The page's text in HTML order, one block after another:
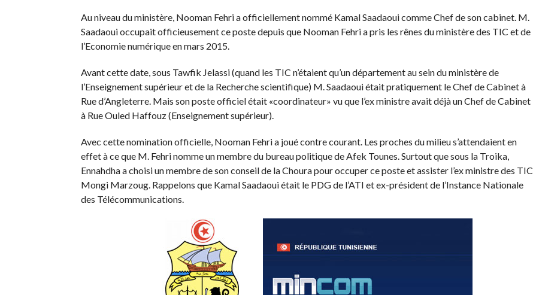
Au niveau du ministère, Nooman Fehri a officiellement nommé Kamal Saadaoui comme Chef de son cabinet. M.
Saadaoui occupait officieusement ce poste depuis que Nooman Fehri a pris les rênes du ministère des TIC et de
l’Economie numérique en mars 2015.
Avant cette date, sous Tawfik Jelassi (quand les TIC n’étaient qu’un département au sein du ministère de
l’Enseignement supérieur et de la Recherche scientifique) M. Saadaoui était pratiquement le Chef de Cabinet à
Rue d’Angleterre. Mais son poste officiel était «coordinateur» vu que l’ex ministre avait déjà un Chef de Cabinet
à Rue Ouled Haffouz (Enseignement supérieur).
Avec cette nomination officielle, Nooman Fehri a joué contre courant. Les proches du milieu s’attendaient en
effet à ce que M. Fehri nomme un membre du bureau politique de Afek Tounes. Surtout que sous la Troika,
Ennahdha a choisi un membre de son conseil de la Choura pour occuper ce poste et assister l’ex ministre des TIC
Mongi Marzoug. Rappelons que Kamal Saadaoui était le PDG de l’ATI et ex-président de l’Instance Nationale
des Télécommunications.